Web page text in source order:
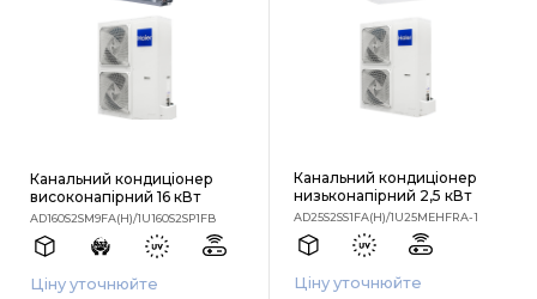
Канальний кондиціонер
високонапірний 16 кВт
AD160S2SM9FA(H)/1U160S2SP1FB
Ціну уточнюйте
Канальний кондиціонер
низьконапірний 2,5 кВт
AD25S2SS1FA(H)/1U25MEHFRA-1
Ціну уточнюйте